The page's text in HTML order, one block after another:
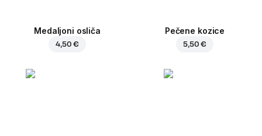
Medaljoni osliča
4,50 €
Pečene kozice
5,50 €